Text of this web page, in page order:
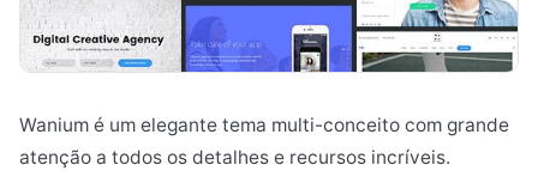
Wanium é um elegante tema multi-conceito com grande
atenção a todos os detalhes e recursos incríveis.